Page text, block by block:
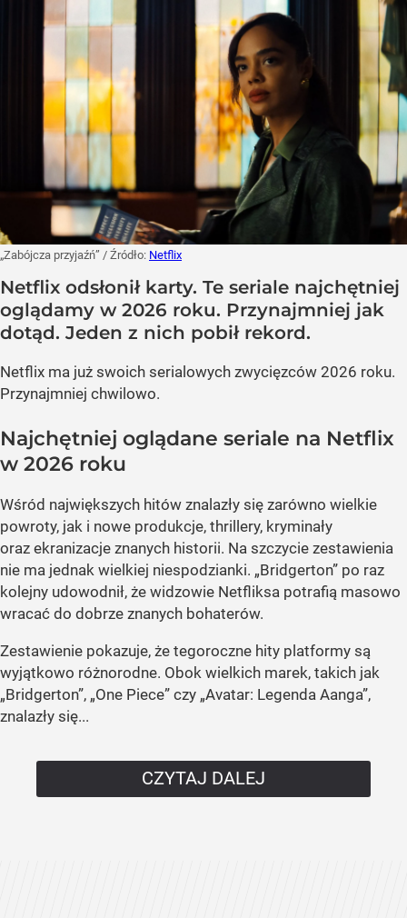
„Zabójcza przyjaźń” / Źródło: Netflix
Netflix odsłonił karty. Te seriale najchętniej
oglądamy w 2026 roku. Przynajmniej jak
dotąd. Jeden z nich pobił rekord.
Netflix ma już swoich serialowych zwycięzców 2026 roku.
Przynajmniej chwilowo.
Najchętniej oglądane seriale na Netflix
w 2026 roku
Wśród największych hitów znalazły się zarówno wielkie
powroty, jak i nowe produkcje, thrillery, kryminały
oraz ekranizacje znanych historii. Na szczycie zestawienia
nie ma jednak wielkiej niespodzianki. „Bridgerton” po raz
kolejny udowodnił, że widzowie Netfliksa potrafią masowo
wracać do dobrze znanych bohaterów.
Zestawienie pokazuje, że tegoroczne hity platformy są
wyjątkowo różnorodne. Obok wielkich marek, takich jak
„Bridgerton”, „One Piece” czy „Avatar: Legenda Aanga”,
znalazły się...
CZYTAJ DALEJ